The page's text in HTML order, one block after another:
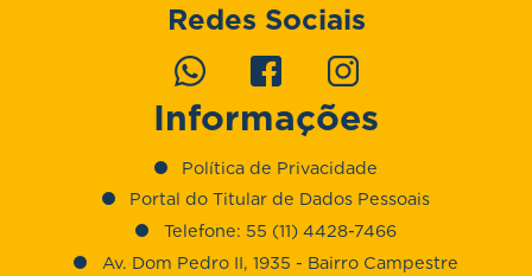
Redes Sociais
Informações
Política de Privacidade
Portal do Titular de Dados Pessoais
Telefone: 55 (11) 4428-7466
Av. Dom Pedro II, 1935 - Bairro Campestre